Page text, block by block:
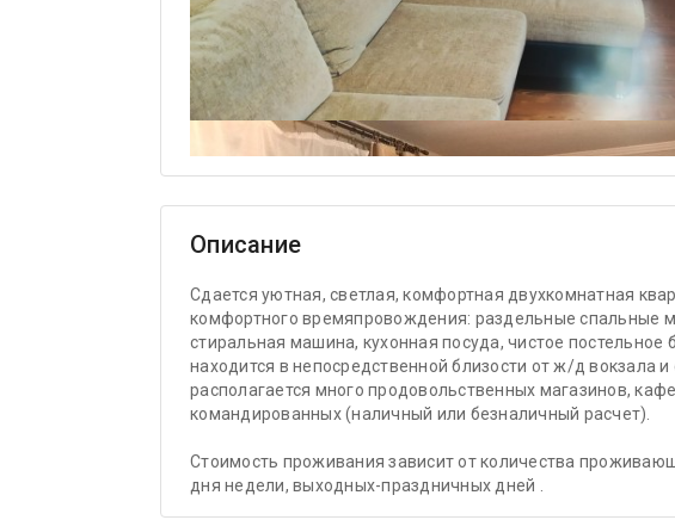
Описание
Сдается уютная, светлая, комфортная двухкомнатная
комфортного времяпровождения: раздельные спальные
стиральная машина, кухонная посуда, чистое постельное
находится в непосредственной близости от ж/д вокзала
располагается много продовольственных магазинов,
командированных (наличный или безналичный расчет).
Стоимость проживания зависит от количества
дня недели, выходных-праздничных дней .